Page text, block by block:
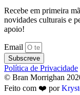
Recebe em primeira
novidades culturais e
apoio!
Email
Subscreve
Política de Privacidade
© Bran Morrighan
Feito com ❤️ por